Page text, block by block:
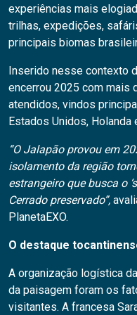
experiências mais
trilhas, expedições,
principais biomas
Inserido nesse contexto
encerrou 2025 com mais
atendidos, vindos
Estados Unidos, Holanda
“O Jalapão provou em
isolamento da região
estrangeiro que busca o
Cerrado preservado”,
PlanetaEXO.
O destaque
A organização logística
da paisagem foram os
visitantes. A francesa